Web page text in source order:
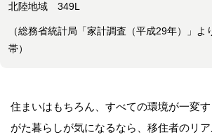
北陸地域 349L
（総務省統計局「家計調査（平成29年）」
帯）
住まいはもちろん、すべての環境が一変
がた暮らしが気になるなら、移住者のリ